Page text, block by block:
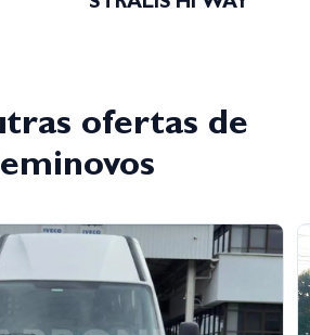
STRALIS HI WAY
ofertas de